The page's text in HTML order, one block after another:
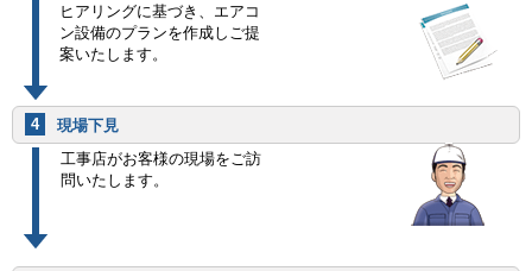
ヒアリングに基づき、エアコ
ン設備のプランを作成しご提
案いたします。
4
現場下見
工事店がお客様の現場をご訪
問いたします。